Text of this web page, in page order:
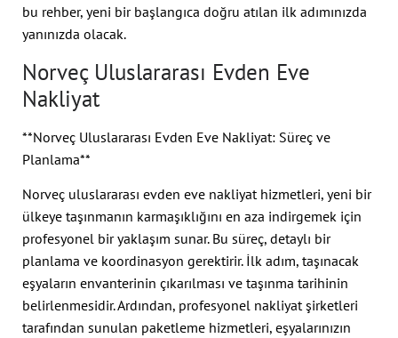
bu rehber, yeni bir başlangıca doğru atılan ilk adımınızda
yanınızda olacak.
Norveç Uluslararası Evden Eve
Nakliyat
**Norveç Uluslararası Evden Eve Nakliyat: Süreç ve
Planlama**
Norveç uluslararası evden eve nakliyat hizmetleri, yeni bir
ülkeye taşınmanın karmaşıklığını en aza indirgemek için
profesyonel bir yaklaşım sunar. Bu süreç, detaylı bir
planlama ve koordinasyon gerektirir. İlk adım, taşınacak
eşyaların envanterinin çıkarılması ve taşınma tarihinin
belirlenmesidir. Ardından, profesyonel nakliyat şirketleri
tarafından sunulan paketleme hizmetleri, eşyalarınızın